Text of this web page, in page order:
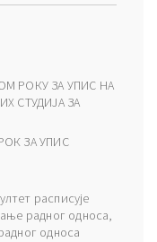
РОКУ ЗА УПИС НА
СТУДИЈА ЗА
ЗА УПИС
расписује
радног односа,
односа